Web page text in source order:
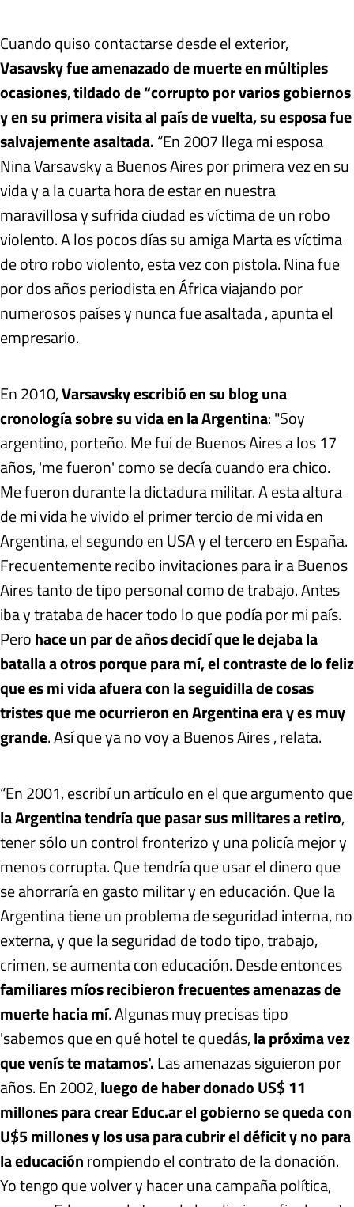
Cuando quiso contactarse desde el exterior,
Vasavsky fue amenazado de muerte en múltiples
ocasiones,tildado de “corrupto por varios gobiernos
y en su primera visita al país de vuelta, su esposa fue
salvajemente asaltada.“En 2007 llega mi esposa
Nina Varsavsky a Buenos Aires por primera vez en su
vida y a la cuarta hora de estar en nuestra
maravillosa y sufrida ciudad es víctima de un robo
violento. A los pocos días su amiga Marta es víctima
de otro robo violento, esta vez con pistola. Nina fue
por dos años periodista en África viajando por
numerosos países y nunca fue asaltada , apunta el
empresario.
En 2010,Varsavsky escribió en su blog una
cronología sobre su vida en la Argentina: "Soy
argentino, porteño. Me fui de Buenos Aires a los 17
años, 'me fueron' como se decía cuando era chico.
Me fueron durante la dictadura militar. A esta altura
de mi vida he vivido el primer tercio de mi vida en
Argentina, el segundo en USA y el tercero en España.
Frecuentemente recibo invitaciones para ir a Buenos
Aires tanto de tipo personal como de trabajo. Antes
iba y trataba de hacer todo lo que podía por mi país.
Perohace un par de años decidí que le dejaba la
batalla a otros porque para mí, el contraste de lo feliz
que es mi vida afuera con la seguidilla de cosas
tristes que me ocurrieron en Argentina era y es muy
grande. Así que ya no voy a Buenos Aires , relata.
“En 2001, escribí un artículo en el que argumento que
la Argentina tendría que pasar sus militares a retiro,
tener sólo un control fronterizo y una policía mejor y
menos corrupta. Que tendría que usar el dinero que
se ahorraría en gasto militar y en educación. Que la
Argentina tiene un problema de seguridad interna, no
externa, y que la seguridad de todo tipo, trabajo,
crimen, se aumenta con educación. Desde entonces
familiares míos recibieron frecuentes amenazas de
muerte hacia mí. Algunas muy precisas tipo
'sabemos que en qué hotel te quedás,la próxima vez
que venís te matamos'.Las amenazas siguieron por
años. En 2002,luego de haber donado US$ 11
millones para crear Educ.ar el gobierno se queda con
U$5 millones y los usa para cubrir el déficit y no para
la educaciónrompiendo el contrato de la donación.
Yo tengo que volver y hacer una campaña política,